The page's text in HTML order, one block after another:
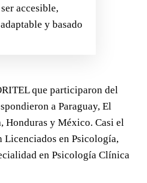
accesible,
y basado
que participaron del
a Paraguay, El
Honduras y México. Casi el
Licenciados en Psicología,
en Psicología Clínica